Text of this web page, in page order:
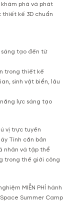
phá và phát
kế 3D chuẩn
sáng tạo đến từ
trong thiết kế
sinh vật biển, lâu
lực sáng tạo
vị trực tuyến
Tính căn bản
nhân và tập thể
trong thế giới công
MIỄN PHÍ hành
Summer Camp